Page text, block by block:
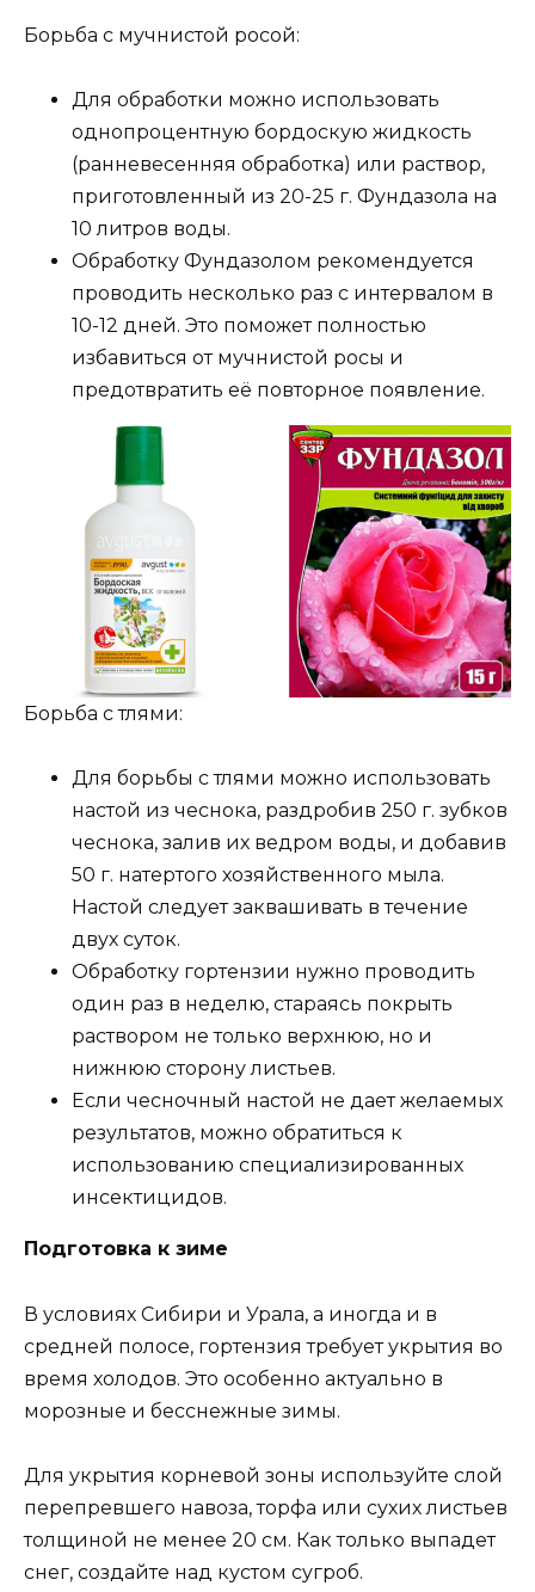
Борьба с мучнистой росой:
Для обработки можно использовать
однопроцентную бордоскую жидкость
(ранневесенняя обработка) или раствор,
приготовленный из 20-25 г. Фундазола на
10 литров воды.
Обработку Фундазолом рекомендуется
проводить несколько раз с интервалом в
10-12 дней. Это поможет полностью
избавиться от мучнистой росы и
предотвратить её повторное появление.
Борьба с тлями:
Для борьбы с тлями можно использовать
настой из чеснока, раздробив 250 г. зубков
чеснока, залив их ведром воды, и добавив
50 г. натертого хозяйственного мыла.
Настой следует заквашивать в течение
двух суток.
Обработку гортензии нужно проводить
один раз в неделю, стараясь покрыть
раствором не только верхнюю, но и
нижнюю сторону листьев.
Если чесночный настой не дает желаемых
результатов, можно обратиться к
использованию специализированных
инсектицидов.
Подготовка к зиме
В условиях Сибири и Урала, а иногда и в
средней полосе, гортензия требует укрытия во
время холодов. Это особенно актуально в
морозные и бесснежные зимы.
Для укрытия корневой зоны используйте слой
перепревшего навоза, торфа или сухих листьев
толщиной не менее 20 см. Как только выпадет
снег, создайте над кустом сугроб.